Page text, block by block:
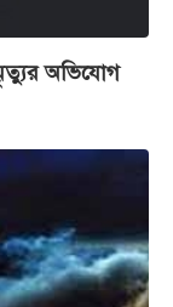
অভিযোগ